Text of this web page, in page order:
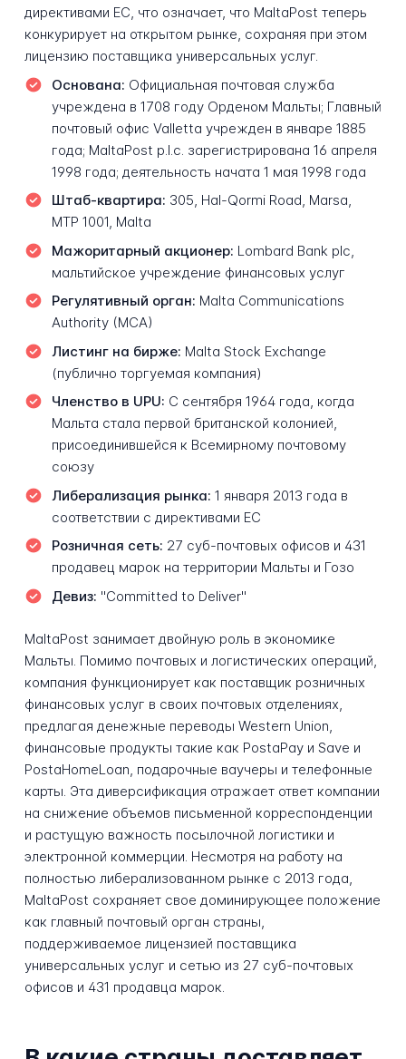
директивами ЕС, что означает, что MaltaPost теперь
конкурирует на открытом рынке, сохраняя при этом
лицензию поставщика универсальных услуг.
Основана: Официальная почтовая служба
учреждена в 1708 году Орденом Мальты; Главный
почтовый офис Valletta учрежден в январе 1885
года; MaltaPost p.l.c. зарегистрирована 16 апреля
1998 года; деятельность начата 1 мая 1998 года
Штаб-квартира: 305, Hal-Qormi Road, Marsa,
MTP 1001, Malta
Мажоритарный акционер: Lombard Bank plc,
мальтийское учреждение финансовых услуг
Регулятивный орган: Malta Communications
Authority (MCA)
Листинг на бирже: Malta Stock Exchange
(публично торгуемая компания)
Членство в UPU: С сентября 1964 года, когда
Мальта стала первой британской колонией,
присоединившейся к Всемирному почтовому
союзу
Либерализация рынка: 1 января 2013 года в
соответствии с директивами ЕС
Розничная сеть: 27 суб-почтовых офисов и 431
продавец марок на территории Мальты и Гозо
Девиз: "Committed to Deliver"
MaltaPost занимает двойную роль в экономике
Мальты. Помимо почтовых и логистических операций,
компания функционирует как поставщик розничных
финансовых услуг в своих почтовых отделениях,
предлагая денежные переводы Western Union,
финансовые продукты такие как PostaPay и Save и
PostaHomeLoan, подарочные ваучеры и телефонные
карты. Эта диверсификация отражает ответ компании
на снижение объемов письменной корреспонденции
и растущую важность посылочной логистики и
электронной коммерции. Несмотря на работу на
полностью либерализованном рынке с 2013 года,
MaltaPost сохраняет свое доминирующее положение
как главный почтовый орган страны,
поддерживаемое лицензией поставщика
универсальных услуг и сетью из 27 суб-почтовых
офисов и 431 продавца марок.